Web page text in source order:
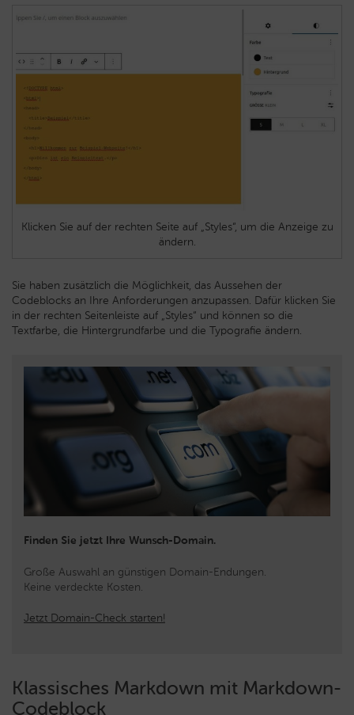
Klicken Sie auf der rechten Seite auf „Styles“, um die Anzeige zu
ändern.
Sie haben zusätzlich die Möglichkeit, das Aussehen der
Codeblocks an Ihre Anforderungen anzupassen. Dafür klicken Sie
in der rechten Seitenleiste auf „Styles“ und können so die
Textfarbe, die Hintergrundfarbe und die Typografie ändern.
Finden Sie jetzt Ihre Wunsch-Domain.
Große Auswahl an günstigen Domain-Endungen.
Keine verdeckte Kosten.
Jetzt Domain-Check starten!
Klassisches Markdown mit Markdown-
Codeblock